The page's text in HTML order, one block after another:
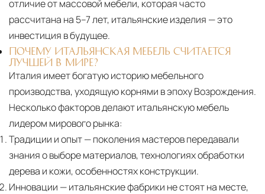
отличие от массовой мебели, которая часто
рассчитана на 5–7 лет, итальянские изделия — это
инвестиция в будущее.
ПОЧЕМУ ИТАЛЬЯНСКАЯ МЕБЕЛЬ СЧИТАЕТСЯ
ЛУЧШЕЙ В МИРЕ?
Италия имеет богатую историю мебельного
производства, уходящую корнями в эпоху Возрождения.
Несколько факторов делают итальянскую мебель
лидером мирового рынка:
Традиции и опыт— поколения мастеров передавали
знания о выборе материалов, технологиях обработки
дерева и кожи, особенностях конструкции.
Инновации — итальянские фабрики не стоят на месте,